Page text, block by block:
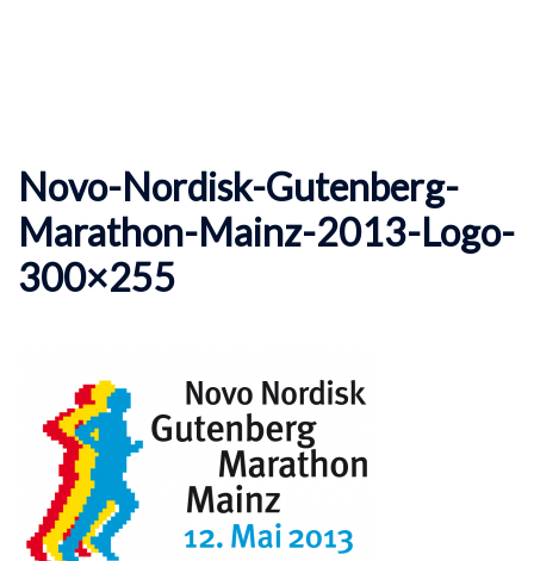
Novo-Nordisk-Gutenberg-
Marathon-Mainz-2013-Logo-
300×255